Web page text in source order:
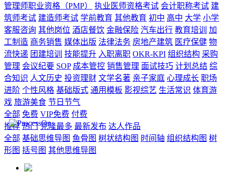
管理师职业资格（PMP）
执业医师资格考试 会计职称考试 建
筑师考试 建造师考试 学前教育 其他教育 初中 高中 大学 小学
客服咨询 其他岗位 酒店餐饮 金融保险 汽车出行 教育培训
加
工制造 商务销售 媒体出版 法律法务 房地产建筑 医疗保健 物
流快递 团建培训 技能提升 入职离职 OKR-KPI 组织结构 采购
管理 会议纪要 SOP 成本管控 销售管理 面试技巧 计划总结 综
合知识 人文历史 投资理财 文学名著 亲子家庭 心理成长 职场
进阶 个性风格 基础版式 通用模板 影视综艺 生活常识 体育游
戏 旅游美食 节日节气
全部 免费 VIP免费 付费
推荐 热门 克隆最多 最新发布 达人作品
全部 基础思维导图 鱼骨图 树状结构图 时间轴 组织结构图 树
形图 括号图 其他思维导图